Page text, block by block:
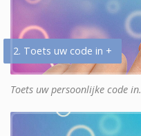
2. Toets uw code in +
Toets uw persoonlijke code in.